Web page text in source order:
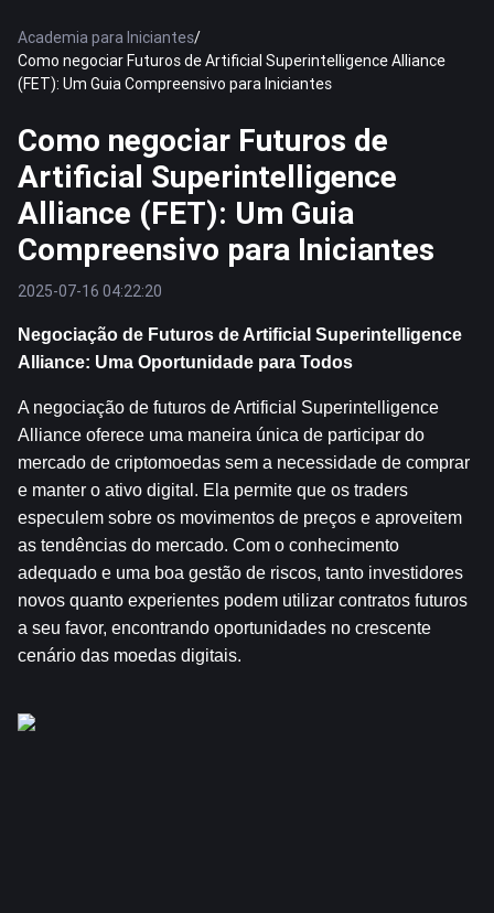
Academia para Iniciantes/
Como negociar Futuros de Artificial Superintelligence Alliance
(FET): Um Guia Compreensivo para Iniciantes
Como negociar Futuros de
Artificial Superintelligence
Alliance (FET): Um Guia
Compreensivo para Iniciantes
2025-07-16 04:22:20
Negociação de Futuros de Artificial Superintelligence
Alliance: Uma Oportunidade para Todos
A negociação de futuros de Artificial Superintelligence
Alliance oferece uma maneira única de participar do
mercado de criptomoedas sem a necessidade de comprar
e manter o ativo digital. Ela permite que os traders
especulem sobre os movimentos de preços e aproveitem
as tendências do mercado. Com o conhecimento
adequado e uma boa gestão de riscos, tanto investidores
novos quanto experientes podem utilizar contratos futuros
a seu favor, encontrando oportunidades no crescente
cenário das moedas digitais.